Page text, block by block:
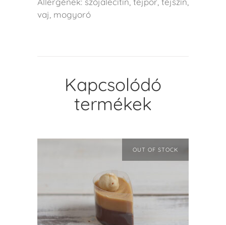
vaj, mogyoró
Kapcsolódó
termékek
OUT OF STOCK
TOVÁBB OLVASOM